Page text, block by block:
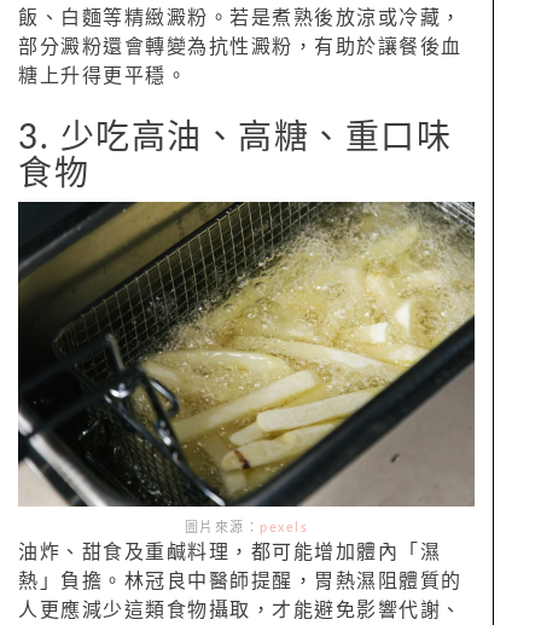
飯、白麵等精緻澱粉。若是煮熟後放涼或冷藏，
部分澱粉還會轉變為抗性澱粉，有助於讓餐後血
糖上升得更平穩。
3. 少吃高油、高糖、重口味
食物
圖片來源： pexels
油炸、甜食及重鹹料理，都可能增加體內「濕
熱」負擔。林冠良中醫師提醒，胃熱濕阻體質的
人更應減少這類食物攝取，才能避免影響代謝、